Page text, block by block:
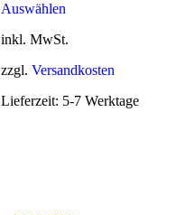
AuswählenProdukt
mehrere
auf.
Optionen
inkl. MwSt.
zzgl. Versandkosten
Lieferzeit: 5-7 Werktage